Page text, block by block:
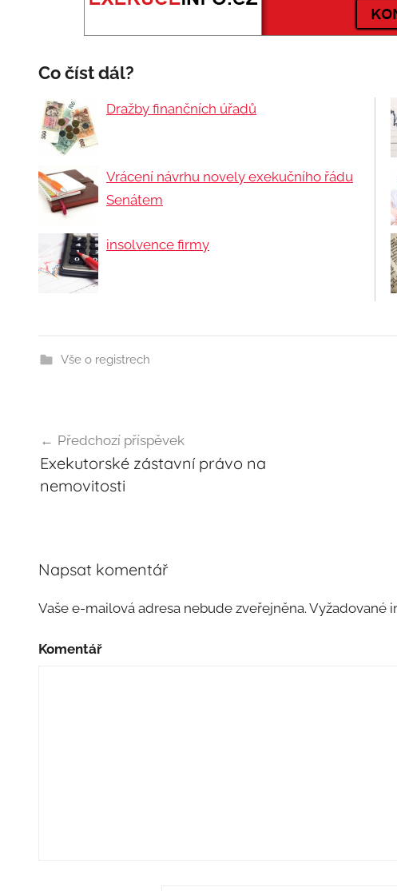
Co číst dál?
Dražby finančních úřadů
Vrácení návrhu novely exekučního řádu
Senátem
insolvence firmy
Vše o registrech
Navigace
pro
Předchozí příspěvek
Exekutorské zástavní právo na
nemovitosti
Napsat komentář
Vaše e-mailová adresa nebude zveřejněna. Vyžadované
Komentář